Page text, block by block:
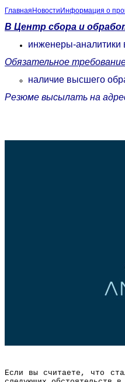
Главная Новости Информация о
В Центр сбора и
инженеры-
Обязательное
наличие высшего
Резюме высылать на
Если вы считаете, что